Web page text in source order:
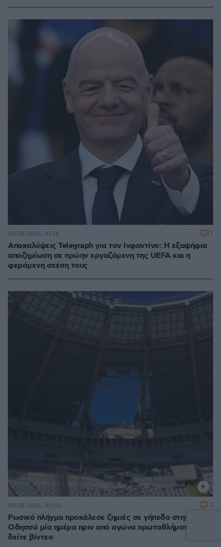
Αποκαλύψεις Telegraph για τον Ινφαντίνο: Η εξαψήφια
αποζημίωση σε πρώην εργαζόμενη της UEFA και η
φερόμενη σχέση τους
08.08.2026, 01:56 1
Ρωσικό πλήγμα προκάλεσε ζημιές σε γήπεδο στην
Οδησσό μία ημέρα πριν από αγώνα πρωταθλήματος,
δείτε βίντεο
08.08.2026, 00:50 3